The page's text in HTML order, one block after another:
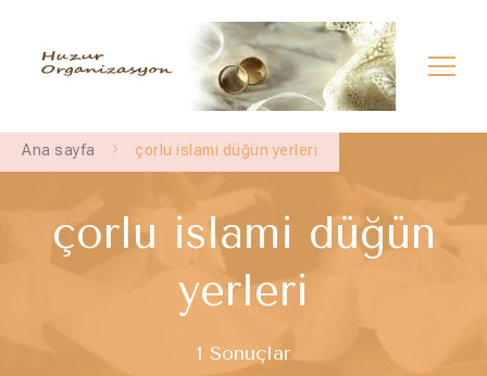
Çerkezköy İlahi Grubu | Çerkezköy Dini
Düğün | Çerkezköy İslami Düğün
çerkezköy dini nişan
Ana sayfa çorlu islami düğün yerleri
çorlu islami düğün
yerleri
1 Sonuçlar